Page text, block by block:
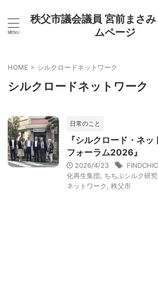
秩父市議会議員 宮前まさ
ムページ
HOME > シルクロードネットワーク
シルクロードネットワーク
日常のこと
『シルクロード・ネ
フォーラム2026』
2026/4/23
化再生集団
ちちぶシルク研
ネットワーク
秩父市